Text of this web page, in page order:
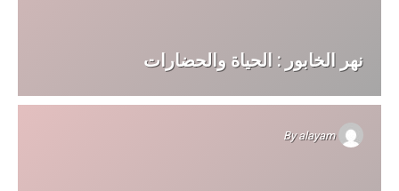
نهر الخابور : الحياة والحضارات
Byalayam